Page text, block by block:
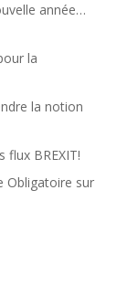
année…
la
la notion
flux BREXIT!
Obligatoire sur